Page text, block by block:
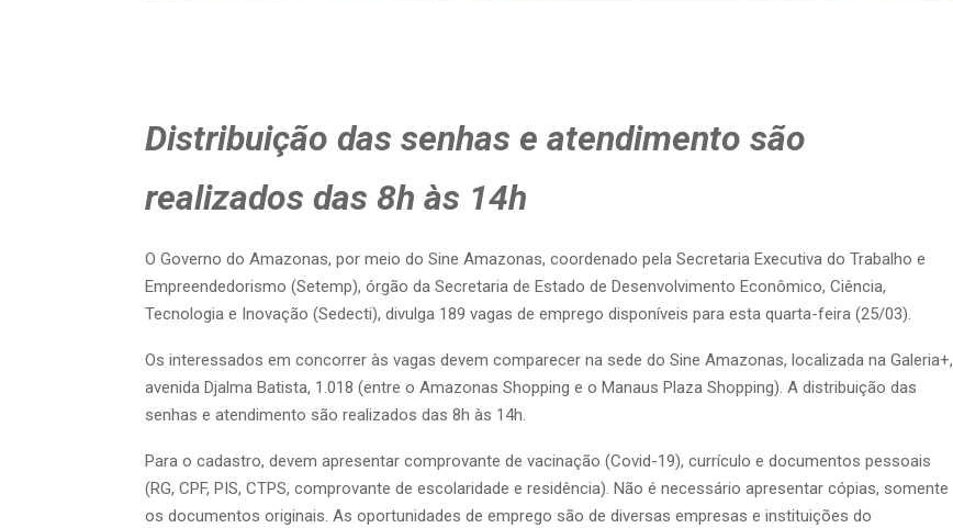
Distribuição das senhas e atendimento são
realizados das 8h às 14h
O Governo do Amazonas, por meio do Sine Amazonas, coordenado pela Secretaria Executiva do Trabalho e
Empreendedorismo (Setemp), órgão da Secretaria de Estado de Desenvolvimento Econômico, Ciência,
Tecnologia e Inovação (Sedecti), divulga 189 vagas de emprego disponíveis para esta quarta-feira (25/03).
Os interessados em concorrer às vagas devem comparecer na sede do Sine Amazonas, localizada na Galeria+,
avenida Djalma Batista, 1.018 (entre o Amazonas Shopping e o Manaus Plaza Shopping). A distribuição das
senhas e atendimento são realizados das 8h às 14h.
Para o cadastro, devem apresentar comprovante de vacinação (Covid-19), currículo e documentos pessoais
(RG, CPF, PIS, CTPS, comprovante de escolaridade e residência). Não é necessário apresentar cópias, somente
os documentos originais. As oportunidades de emprego são de diversas empresas e instituições do